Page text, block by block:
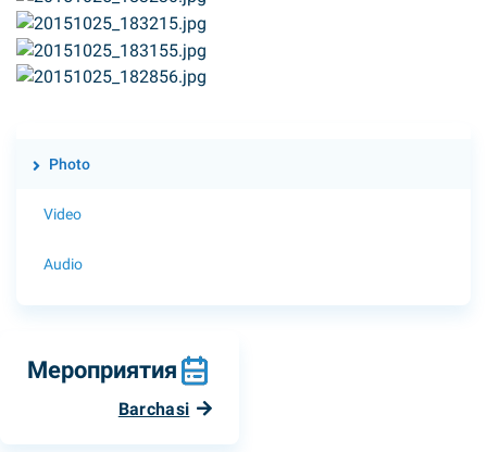
Photo
Video
Audio
Мероприятия
Barchasi